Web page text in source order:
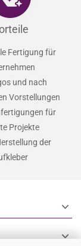
Fertigung für
und nach
Vorstellungen
für
Projekte
der
expand_more
expand_more